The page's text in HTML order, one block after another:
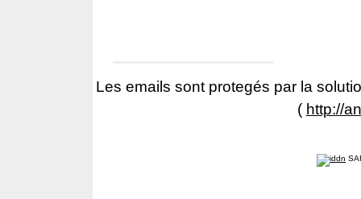
Les emails sont protegés par la
( http://